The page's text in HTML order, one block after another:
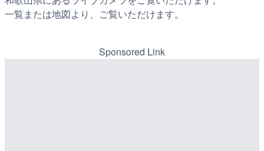
一覧または地図より、ご覧いただけます。
Sponsored Link